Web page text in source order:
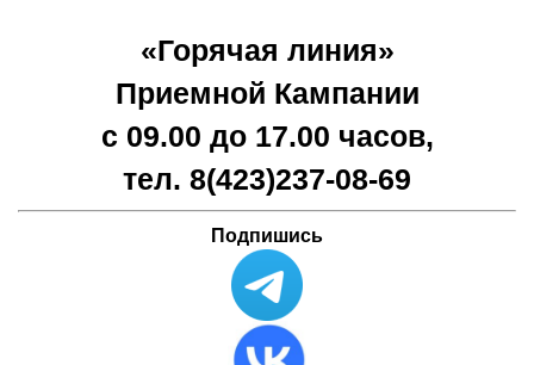
«Горячая линия»
Приемной Кампании
с 09.00 до 17.00 часов,
тел. 8(423)237-08-69
Подпишись